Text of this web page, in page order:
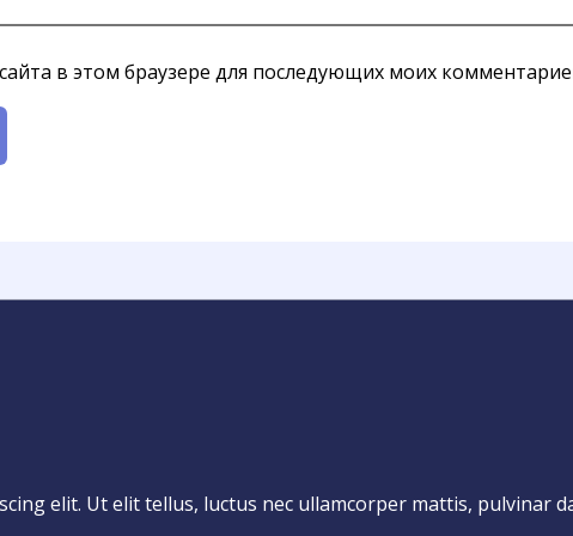
в этом браузере для последующих моих
elit. Ut elit tellus, luctus nec ullamcorper mattis, pulvinar